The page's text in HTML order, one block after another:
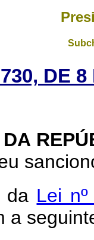
DE
DA
da Lei
a